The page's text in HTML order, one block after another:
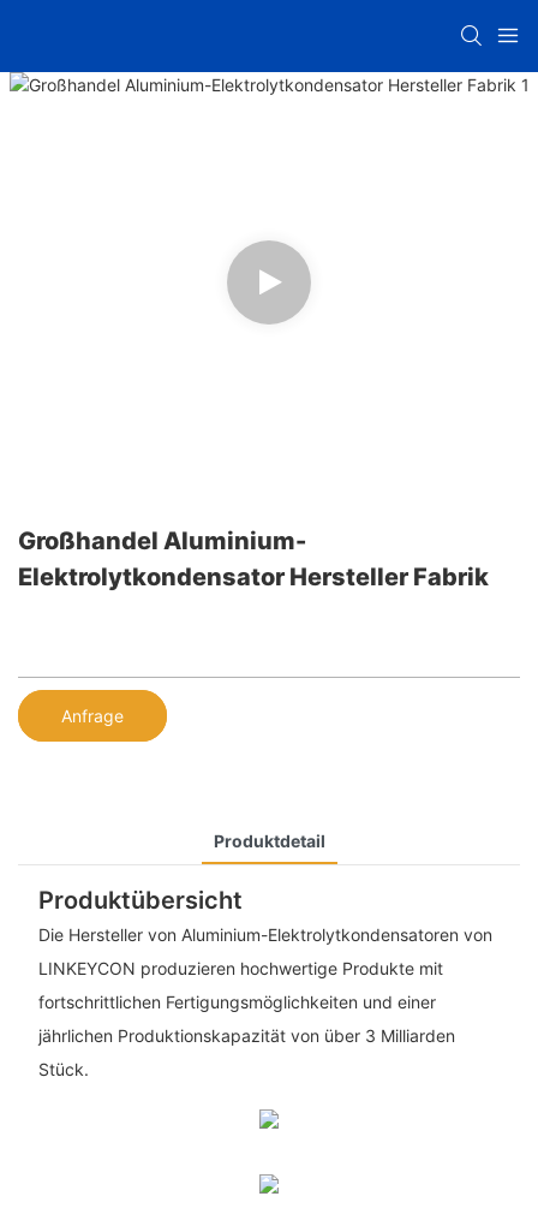
Großhandel Aluminium-
Elektrolytkondensator Hersteller Fabrik
Anfrage
Produktdetail
Produktübersicht
Die Hersteller von Aluminium-Elektrolytkondensatoren von
LINKEYCON produzieren hochwertige Produkte mit
fortschrittlichen Fertigungsmöglichkeiten und einer
jährlichen Produktionskapazität von über 3 Milliarden
Stück.